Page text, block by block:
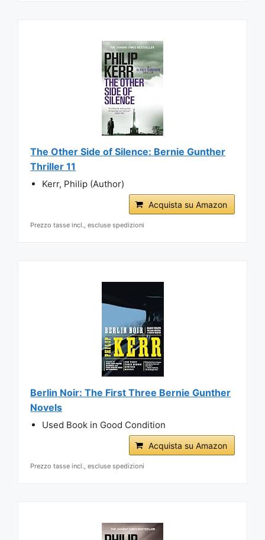
The Other Side of Silence: Bernie Gunther
Thriller 11
Kerr, Philip (Author)
Acquista su Amazon
Prezzo tasse incl., escluse spedizioni
Berlin Noir: The First Three Bernie Gunther
Novels
Used Book in Good Condition
Acquista su Amazon
Prezzo tasse incl., escluse spedizioni